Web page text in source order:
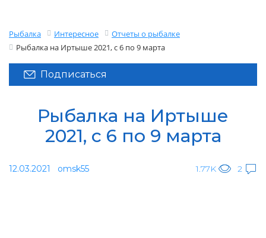
Рыбалка Интересное
Отчеты о рыбалке
Рыбалка на Иртыше 2021, с 6 по 9 марта
Подписаться
Рыбалка на Иртыше
2021, с 6 по 9 марта
12.03.2021 omsk55 1.77K 2